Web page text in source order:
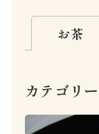
お茶
カテゴリー